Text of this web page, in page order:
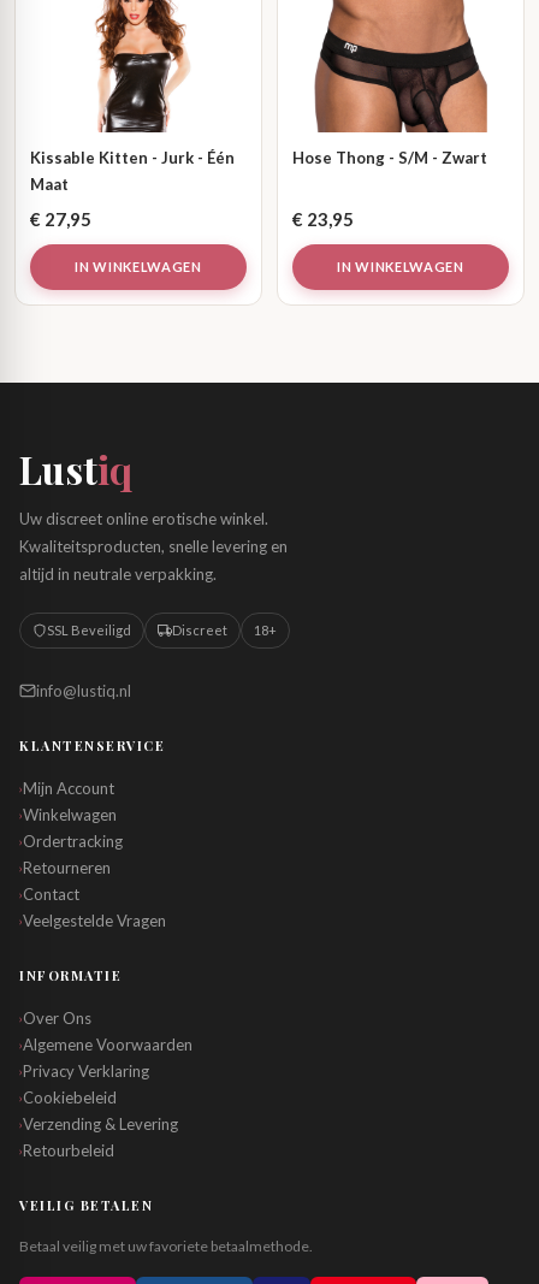
Kissable Kitten - Jurk - Één
Maat
€ 27,95
IN WINKELWAGEN
Hose Thong - S/M - Zwart
€ 23,95
IN WINKELWAGEN
Lustiq
Uw discreet online erotische winkel.
Kwaliteitsproducten, snelle levering en
altijd in neutrale verpakking.
SSL Beveiligd Discreet 18+
info@lustiq.nl
KLANTENSERVICE
›Mijn Account
›Winkelwagen
›Ordertracking
›Retourneren
›Contact
›Veelgestelde Vragen
INFORMATIE
›Over Ons
›Algemene Voorwaarden
›Privacy Verklaring
›Cookiebeleid
›Verzending & Levering
›Retourbeleid
VEILIG BETALEN
Betaal veilig met uw favoriete betaalmethode.